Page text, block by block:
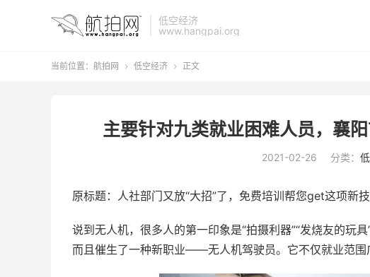
低空经济
www.hangpai.org
当前位置： 航拍网  低空经济  正文
主要针对九类就业困难人员，襄
2021-02-26 分类：
原标题：人社部门又放“大招”了，免费培训帮您get这项新
说到无人机，很多人的第一印象是“拍摄利器”“发烧友的玩
而且催生了一种新职业——无人机驾驶员。它不仅就业范围